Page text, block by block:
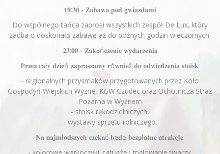
𝟏𝟗:𝟑𝟎 - 𝐙𝐚𝐛𝐚𝐰𝐚 𝐩𝐨𝐝 𝐠𝐰𝐢𝐚𝐳𝐝𝐚𝐦𝐢
Do wspólnego tańca zaprosi wszystkich zespół De Lux, który
zadba o doskonałą zabawę aż do późnych godzin wieczornych.
𝟐𝟑:𝟎𝟎 - 𝐙𝐚𝐤𝐨ń𝐜𝐳𝐞𝐧𝐢𝐞 𝐰𝐲𝐝𝐚𝐫𝐳𝐞𝐧𝐢𝐚
𝐏𝐫𝐳𝐞𝐳 𝐜𝐚ł𝐲 𝐝𝐳𝐢𝐞ń 𝐳𝐚𝐩𝐫𝐚𝐬𝐳𝐚𝐦𝐲 𝐫ó𝐰𝐧𝐢𝐞ż 𝐝𝐨 𝐨𝐝𝐰𝐢𝐞𝐝𝐳𝐞𝐧𝐢𝐚 𝐬𝐭𝐨𝐢𝐬𝐤:
- regionalnych przysmaków przygotowanych przez Koło
Gospodyń Wiejskich Wyżne, KGW Czudec oraz Ochotnicza Straż
Pożarna w Wyżnem
- stoisk rękodzielniczych,
- wystawy sprzętu rolniczego.
𝐍𝐚 𝐧𝐚𝐣𝐦ł𝐨𝐝𝐬𝐳𝐲𝐜𝐡 𝐜𝐳𝐞𝐤𝐚ć 𝐛ę𝐝ą 𝐛𝐞𝐳𝐩ł𝐚𝐭𝐧𝐞 𝐚𝐭𝐫𝐚𝐤𝐜𝐣𝐞: